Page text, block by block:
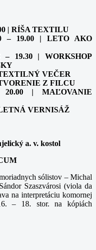
| RÍŠA TEXTILU
– 19.00 | LETO AKO
– 19.30 | WORKSHOP
TEXTILNÝ VEČER
TVORENIE Z FILCU
| MAĽOVANIE
LETNÁ VERNISÁŽ
a. v. kostol
sólistov – Michal
Szaszvárosi (viola da
na interpretáciu komornej
– 18. stor. na kópiách